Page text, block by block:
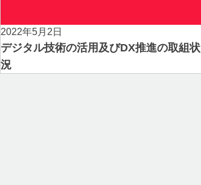
2022年5月2日
デジタル技術の活用及びDX推進の取組状
況